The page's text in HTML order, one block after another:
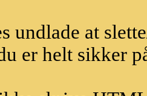
undlade at
er helt sikker